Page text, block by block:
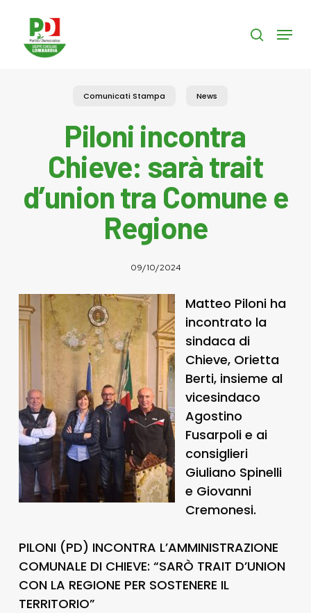
content
search
Menu
Comunicati Stampa News
Piloni incontra
Chieve: sarà trait
d’union tra Comune e
Regione
09/10/2024
Matteo Piloni ha
incontrato la
sindaca di
Chieve, Orietta
Berti, insieme al
vicesindaco
Agostino
Fusarpoli e ai
consiglieri
Giuliano Spinelli
e Giovanni
Cremonesi.
PILONI (PD) INCONTRA L’AMMINISTRAZIONE
COMUNALE DI CHIEVE: “SARÒ TRAIT D’UNION
CON LA REGIONE PER SOSTENERE IL
TERRITORIO”